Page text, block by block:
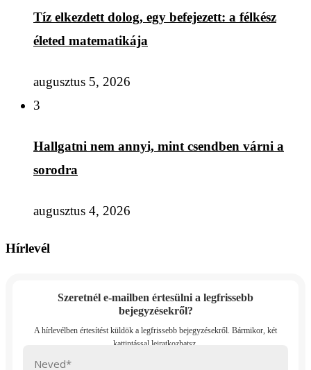
Tíz elkezdett dolog, egy befejezett: a félkész
életed matematikája
augusztus 5, 2026
3
Hallgatni nem annyi, mint csendben várni a
sorodra
augusztus 4, 2026
Hírlevél
Szeretnél e-mailben értesülni a legfrissebb
bejegyzésekről?